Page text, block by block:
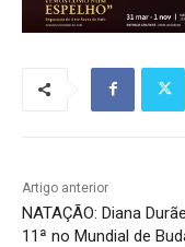
Artigo anterior
NATAÇÃO: Diana
11ª no Mundial de